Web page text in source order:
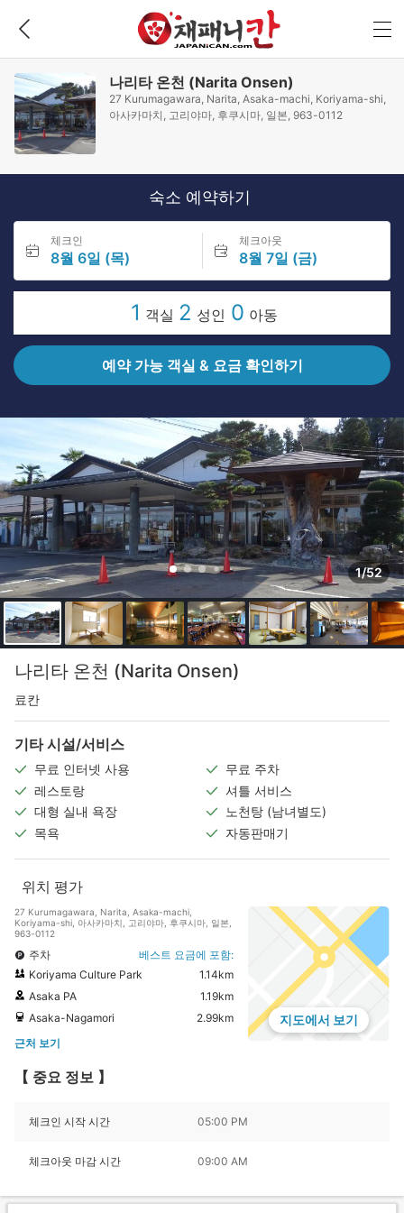
나리타 온천 (Narita Onsen)
27 Kurumagawara, Narita, Asaka-machi, Koriyama-shi,
아사카마치, 고리야마, 후쿠시마, 일본, 963-0112
숙소 예약하기
체크인
8월 6일 (목)
체크아웃
8월 7일 (금)
1 객실 2 성인 0 아동
예약 가능 객실 & 요금 확인하기
1/52
나리타 온천 (Narita Onsen)
료칸
기타 시설/서비스
무료 인터넷 사용
무료 주차
레스토랑
셔틀 서비스
대형 실내 욕장
노천탕 (남녀별도)
목욕
자동판매기
위치 평가
27 Kurumagawara, Narita, Asaka-machi,
Koriyama-shi, 아사카마치, 고리야마, 후쿠시마, 일본,
963-0112
주차
베스트 요금에 포함:
Koriyama Culture Park
1.14km
Asaka PA
1.19km
Asaka-Nagamori
2.99km
근처 보기
지도에서 보기
【 중요 정보 】
체크인 시작 시간 05:00 PM
체크아웃 마감 시간 09:00 AM